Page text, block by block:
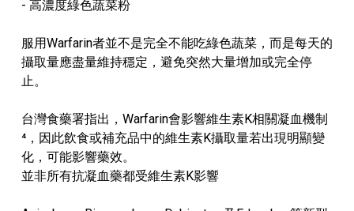
- 高濃度綠色蔬菜粉
服用Warfarin者並不是完全不能吃綠色蔬菜，而是每天的
攝取量應盡量維持穩定，避免突然大量增加或完全停
止。
台灣食藥署指出，Warfarin會影響維生素K相關凝血機制
⁴，因此飲食或補充品中的維生素K攝取量若出現明顯變
化，可能影響藥效。
並非所有抗凝血藥都受維生素K影響